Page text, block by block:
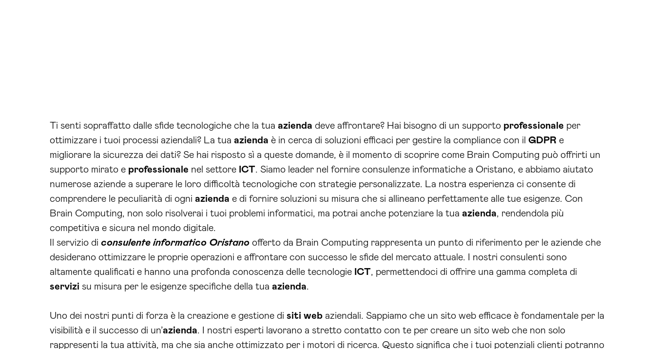
Ti senti sopraffatto dalle sfide tecnologiche che la tua azienda deve affrontare? Hai bisogno di un supporto professionale per
ottimizzare i tuoi processi aziendali? La tua azienda è in cerca di soluzioni efficaci per gestire la compliance con il GDPR e
migliorare la sicurezza dei dati? Se hai risposto sì a queste domande, è il momento di scoprire come Brain Computing può offrirti un
supporto mirato e professionale nel settore ICT. Siamo leader nel fornire consulenze informatiche a Oristano, e abbiamo aiutato
numerose aziende a superare le loro difficoltà tecnologiche con strategie personalizzate. La nostra esperienza ci consente di
comprendere le peculiarità di ogni azienda e di fornire soluzioni su misura che si allineano perfettamente alle tue esigenze. Con
Brain Computing, non solo risolverai i tuoi problemi informatici, ma potrai anche potenziare la tua azienda, rendendola più
competitiva e sicura nel mondo digitale.
Il servizio di consulente informatico Oristano offerto da Brain Computing rappresenta un punto di riferimento per le aziende che
desiderano ottimizzare le proprie operazioni e affrontare con successo le sfide del mercato attuale. I nostri consulenti sono
altamente qualificati e hanno una profonda conoscenza delle tecnologie ICT, permettendoci di offrire una gamma completa di
servizi su misura per le esigenze specifiche della tua azienda.
Uno dei nostri punti di forza è la creazione e gestione di siti web aziendali. Sappiamo che un sito web efficace è fondamentale per la
visibilità e il successo di un’azienda. I nostri esperti lavorano a stretto contatto con te per creare un sito web che non solo
rappresenti la tua attività, ma che sia anche ottimizzato per i motori di ricerca. Questo significa che i tuoi potenziali clienti potranno